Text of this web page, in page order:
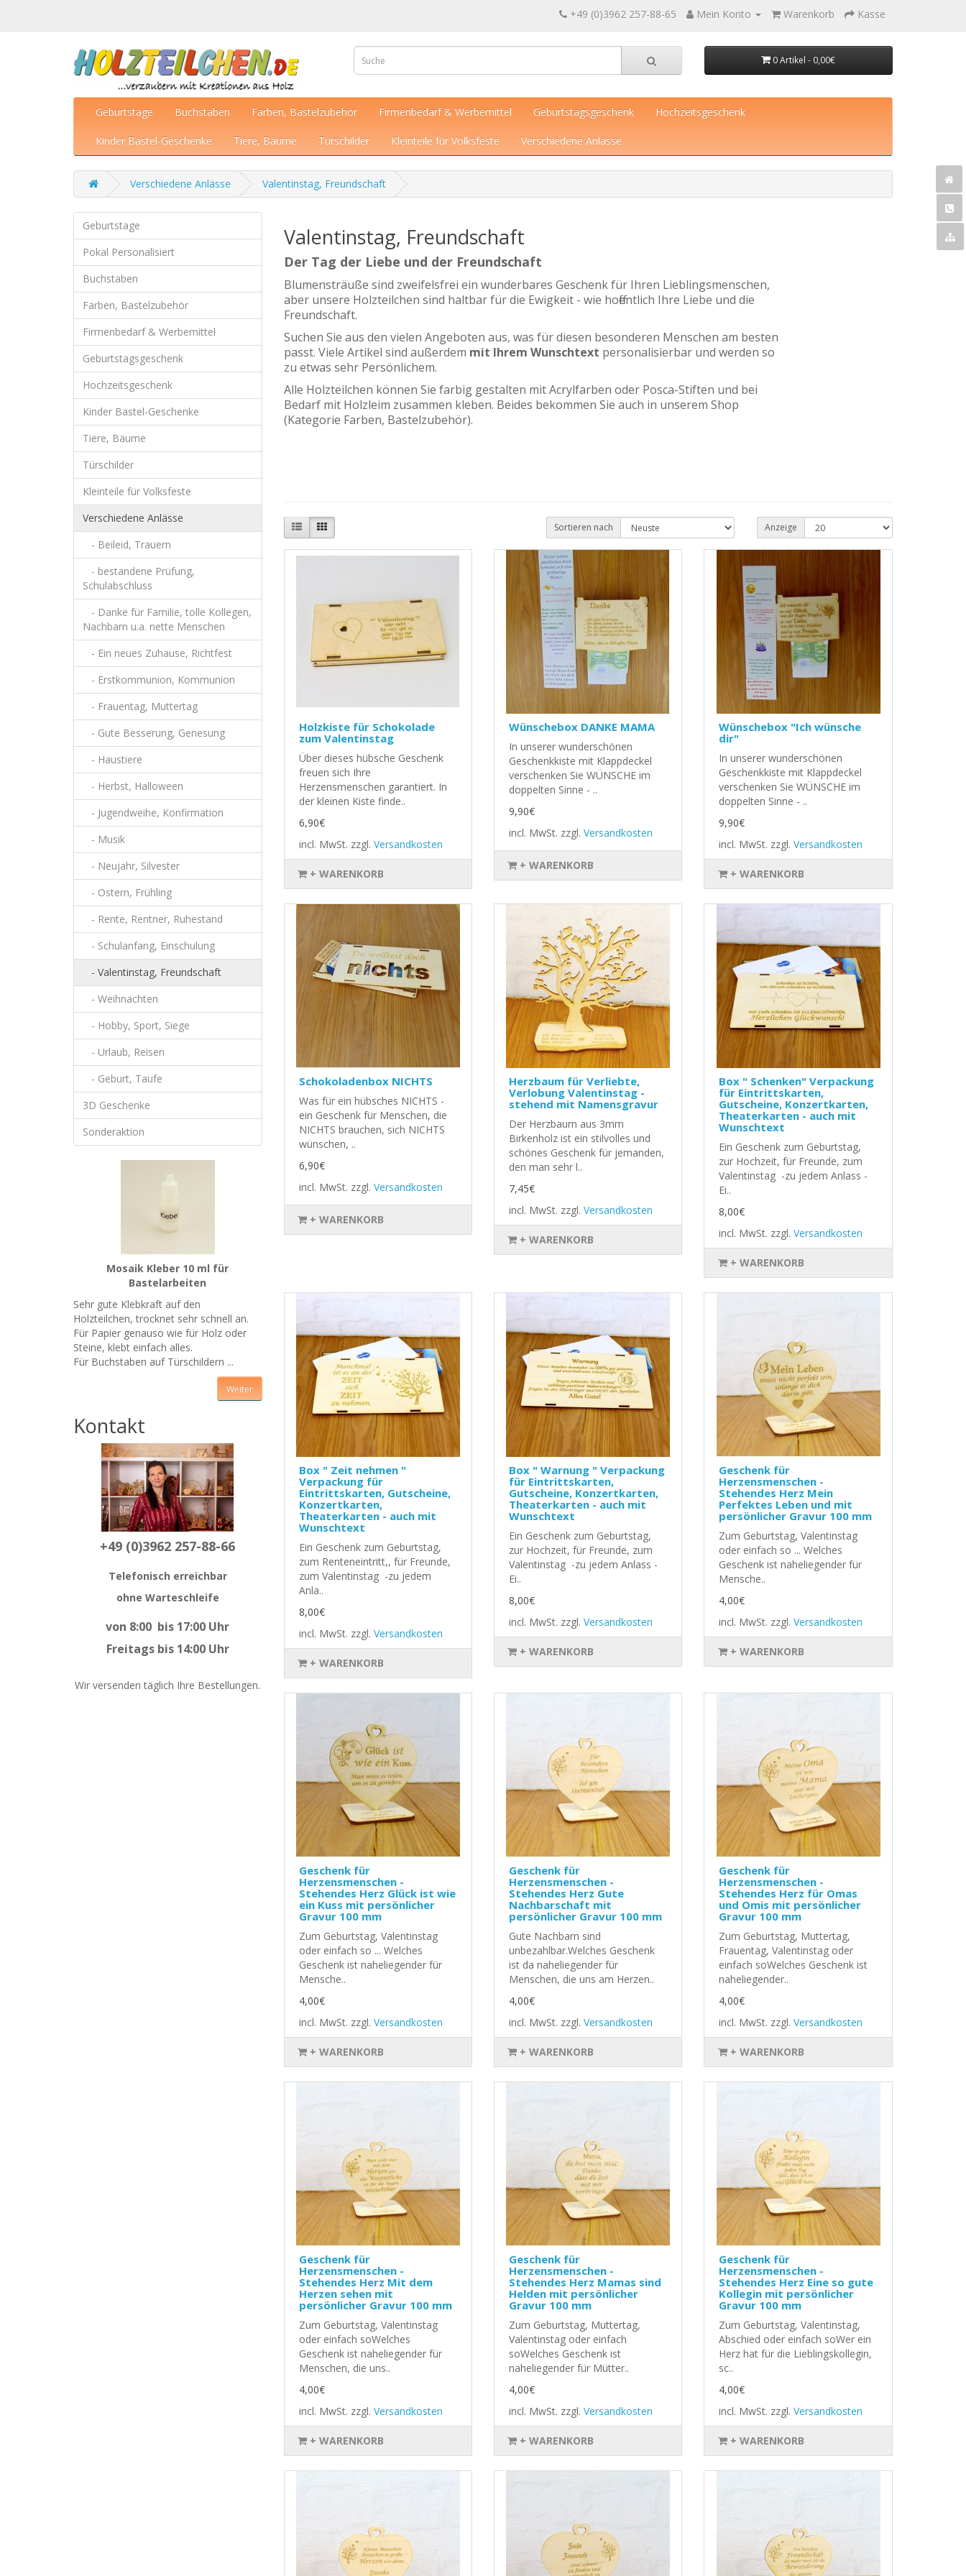
+49 (0)3962 257-88-65 Mein Konto Warenkorb Kasse
0 Artikel - 0,00€
Geburtstage Buchstaben Farben, Bastelzubehör Firmenbedarf & Werbemittel Geburtstagsgeschenk Hochzeitsgeschenk
Kinder Bastel-Geschenke Tiere, Bäume Türschilder Kleinteile für Volksfeste Verschiedene Anlässe
Verschiedene Anlässe Valentinstag, Freundschaft
Geburtstage
Pokal Personalisiert
Buchstaben
Farben, Bastelzubehör
Firmenbedarf & Werbemittel
Geburtstagsgeschenk
Hochzeitsgeschenk
Kinder Bastel-Geschenke
Tiere, Bäume
Türschilder
Kleinteile für Volksfeste
Verschiedene Anlässe
- Beileid, Trauern
- bestandene Prüfung,
Schulabschluss
- Danke für Familie, tolle Kollegen,
Nachbarn u.a. nette Menschen
- Ein neues Zuhause, Richtfest
- Erstkommunion, Kommunion
- Frauentag, Muttertag
- Gute Besserung, Genesung
- Haustiere
- Herbst, Halloween
- Jugendweihe, Konfirmation
- Musik
- Neujahr, Silvester
- Ostern, Frühling
- Rente, Rentner, Ruhestand
- Schulanfang, Einschulung
- Valentinstag, Freundschaft
- Weihnachten
- Hobby, Sport, Siege
- Urlaub, Reisen
- Geburt, Taufe
3D Geschenke
Sonderaktion
Mosaik Kleber 10 ml für
Bastelarbeiten
Sehr gute Klebkraft auf den
Holzteilchen, trocknet sehr schnell an.
Für Papier genauso wie für Holz oder
Steine, klebt einfach alles.
Für Buchstaben auf Türschildern ...
Weiter
Kontakt
+49 (0)3962 257-88-66
Telefonisch erreichbar
ohne Warteschleife
von 8:00 bis 17:00 Uhr
Freitags bis 14:00 Uhr
Wir versenden täglich Ihre Bestellungen.
Valentinstag, Freundschaft
Der Tag der Liebe und der Freundschaft
Blumensträuße sind zweifelsfrei ein wunderbares Geschenk für Ihren Lieblingsmenschen,
aber unsere Holzteilchen sind haltbar für die Ewigkeit - wie hoffentlich Ihre Liebe und die
Freundschaft.
Suchen Sie aus den vielen Angeboten aus, was für diesen besonderen Menschen am besten
passt. Viele Artikel sind außerdem mit Ihrem Wunschtext personalisierbar und werden so
zu etwas sehr Persönlichem.
Alle Holzteilchen können Sie farbig gestalten mit Acrylfarben oder Posca-Stiften und bei
Bedarf mit Holzleim zusammen kleben. Beides bekommen Sie auch in unserem Shop
(Kategorie Farben, Bastelzubehör).
Sortieren nach Anzeige
Holzkiste für Schokolade
zum Valentinstag
Über dieses hübsche Geschenk
freuen sich Ihre
Herzensmenschen garantiert. In
der kleinen Kiste finde..
6,90€
incl. MwSt. zzgl. Versandkosten
+ WARENKORB
Wünschebox DANKE MAMA
In unserer wunderschönen
Geschenkkiste mit Klappdeckel
verschenken Sie WÜNSCHE im
doppelten Sinne - ..
9,90€
incl. MwSt. zzgl. Versandkosten
+ WARENKORB
Wünschebox "Ich wünsche
dir"
In unserer wunderschönen
Geschenkkiste mit Klappdeckel
verschenken Sie WÜNSCHE im
doppelten Sinne - ..
9,90€
incl. MwSt. zzgl.Versandkosten
+ WARENKORB
Schokoladenbox NICHTS
Was für ein hübsches NICHTS -
ein Geschenk für Menschen, die
NICHTS brauchen, sich NICHTS
wünschen, ..
6,90€
incl. MwSt. zzgl. Versandkosten
+ WARENKORB
Herzbaum für Verliebte,
Verlobung Valentinstag -
stehend mit Namensgravur
Der Herzbaum aus 3mm
Birkenholz ist ein stilvolles und
schönes Geschenk für jemanden,
den man sehr l..
7,45€
incl. MwSt. zzgl. Versandkosten
+ WARENKORB
Box " Schenken" Verpackung
für Eintrittskarten,
Gutscheine, Konzertkarten,
Theaterkarten - auch mit
Wunschtext
Ein Geschenk zum Geburtstag,
zur Hochzeit, für Freunde, zum
Valentinstag -zu jedem Anlass -
Ei..
8,00€
incl. MwSt. zzgl.Versandkosten
+ WARENKORB
Box " Zeit nehmen "
Verpackung für
Eintrittskarten, Gutscheine,
Konzertkarten,
Theaterkarten - auch mit
Wunschtext
Ein Geschenk zum Geburtstag,
zum Renteneintritt,, für Freunde,
zum Valentinstag -zu jedem
Anla..
8,00€
incl. MwSt. zzgl. Versandkosten
+ WARENKORB
Box " Warnung " Verpackung
für Eintrittskarten,
Gutscheine, Konzertkarten,
Theaterkarten - auch mit
Wunschtext
Ein Geschenk zum Geburtstag,
zur Hochzeit, für Freunde, zum
Valentinstag -zu jedem Anlass -
Ei..
8,00€
incl. MwSt. zzgl. Versandkosten
+ WARENKORB
Geschenk für
Herzensmenschen -
Stehendes Herz Mein
Perfektes Leben und mit
persönlicher Gravur 100 mm
Zum Geburtstag, Valentinstag
oder einfach so ... Welches
Geschenk ist naheliegender für
Mensche..
4,00€
incl. MwSt. zzgl.Versandkosten
+ WARENKORB
Geschenk für
Herzensmenschen -
Stehendes Herz Glück ist wie
ein Kuss mit persönlicher
Gravur 100 mm
Zum Geburtstag, Valentinstag
oder einfach so ... Welches
Geschenk ist naheliegender für
Mensche..
4,00€
incl. MwSt. zzgl. Versandkosten
+ WARENKORB
Geschenk für
Herzensmenschen -
Stehendes Herz Gute
Nachbarschaft mit
persönlicher Gravur 100 mm
Gute Nachbarn sind
unbezahlbar.Welches Geschenk
ist da naheliegender für
Menschen, die uns am Herzen..
4,00€
incl. MwSt. zzgl. Versandkosten
+ WARENKORB
Geschenk für
Herzensmenschen -
Stehendes Herz für Omas
und Omis mit persönlicher
Gravur 100 mm
Zum Geburtstag, Muttertag,
Frauentag, Valentinstag oder
einfach soWelches Geschenk ist
naheliegender..
4,00€
incl. MwSt. zzgl.Versandkosten
+ WARENKORB
Geschenk für
Herzensmenschen -
Stehendes Herz Mit dem
Herzen sehen mit
persönlicher Gravur 100 mm
Zum Geburtstag, Valentinstag
oder einfach soWelches
Geschenk ist naheliegender für
Menschen, die uns..
4,00€
incl. MwSt. zzgl. Versandkosten
+ WARENKORB
Geschenk für
Herzensmenschen -
Stehendes Herz Mamas sind
Helden mit persönlicher
Gravur 100 mm
Zum Geburtstag, Muttertag,
Valentinstag oder einfach
soWelches Geschenk ist
naheliegender für Mütter..
4,00€
incl. MwSt. zzgl. Versandkosten
+ WARENKORB
Geschenk für
Herzensmenschen -
Stehendes Herz Eine so gute
Kollegin mit persönlicher
Gravur 100 mm
Zum Geburtstag, Valentinstag,
Abschied oder einfach soWer ein
Herz hat für die Lieblingskollegin,
sc..
4,00€
incl. MwSt. zzgl.Versandkosten
+ WARENKORB